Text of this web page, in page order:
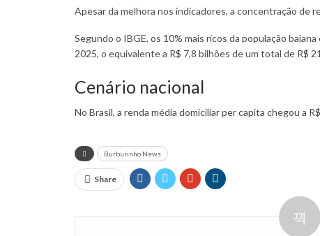
Apesar da melhora nos indicadores, a concentração de
Segundo o IBGE, os 10% mais ricos da população
2025, o equivalente a R$ 7,8 bilhões de um total de R$
Cenário nacional
No Brasil, a renda média domiciliar per capita chegou a
Burburinho News
Share